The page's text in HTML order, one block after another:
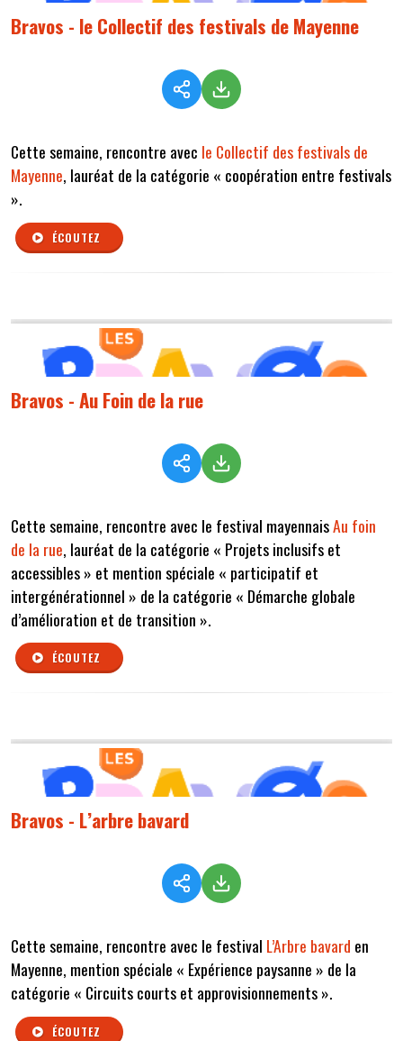
Bravos - le Collectif des festivals de Mayenne
Cette semaine, rencontre avec le Collectif des festivals de
Mayenne, lauréat de la catégorie « coopération entre festivals
».
ÉCOUTEZ
Bravos - Au Foin de la rue
Cette semaine, rencontre avec le festival mayennaisAu foin
de la rue, lauréat de la catégorie « Projets inclusifs et
accessibles » et mention spéciale « participatif et
intergénérationnel » de la catégorie « Démarche globale
d’amélioration et de transition ».
ÉCOUTEZ
Bravos - L’arbre bavard
Cette semaine, rencontre avec le festival L’Arbre bavard en
Mayenne, mention spéciale « Expérience paysanne » de la
catégorie « Circuits courts et approvisionnements ».
ÉCOUTEZ